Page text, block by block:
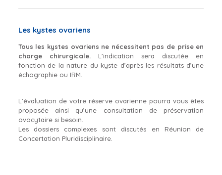
Les kystes ovariens
Tous les kystes ovariens ne nécessitent pas de prise en
charge chirurgicale.L’indication sera discutée en
fonction de la nature du kyste d’après les résultats d’une
échographie ou IRM.
L’évaluation de votre réserve ovarienne pourra vous êtes
proposée ainsi qu’une consultation de préservation
ovocytaire si besoin.
Les dossiers complexes sont discutés en Réunion de
Concertation Pluridisciplinaire.